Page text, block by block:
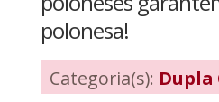
polonesa!
Categoria(s): Dupla